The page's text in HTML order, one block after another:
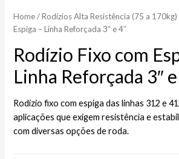
Home/Rodízios Alta Resistência (75 a 170kg)​
Espiga – Linha Reforçada 3″ e 4″
Rodízio Fixo com
Linha Reforçada 3″ e
Rodízio fixo com espiga das linhas 312 e
aplicações que exigem resistência e
com diversas opções de roda.